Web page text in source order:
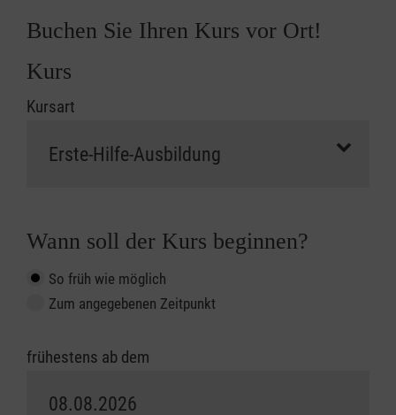
Buchen Sie Ihren Kurs vor Ort!
Kurs
Kursart
Wann soll der Kurs beginnen?
So früh wie möglich
Zum angegebenen Zeitpunkt
frühestens ab dem